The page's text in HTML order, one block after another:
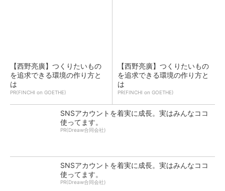
【西野亮廣】つくりたいもの
を追求できる環境の作り方と
は
PR(FINCHI on GOETHE)
【西野亮廣】つくりたいもの
を追求できる環境の作り方と
は
PR(FINCHI on GOETHE)
SNSアカウントを着実に成長。実はみんなココ
使ってます。
PR(Dreaw合同会社)
SNSアカウントを着実に成長。実はみんなココ
使ってます。
PR(Dreaw合同会社)